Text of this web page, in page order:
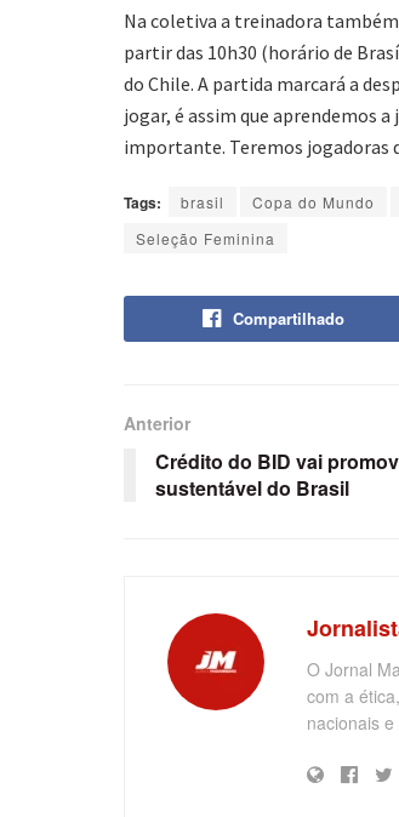
Na coletiva a treinadora
partir das 10h30 (horário de
do Chile. A partida marcará a
jogar, é assim que aprendemos
importante. Teremos jogadoras
Tags: brasil Copa do Mundo
Seleção Feminina
Compartilhado
Anterior
Crédito do BID vai
sustentável do Brasil
O Jornal
com a
nacionais